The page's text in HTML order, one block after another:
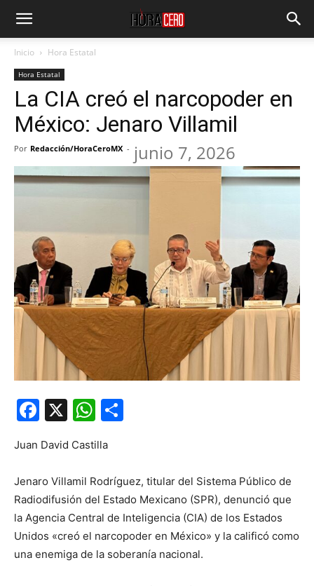
Inicio Hora Estatal
Hora Estatal
La CIA creó el narcopoder en
México: Jenaro Villamil
Por Redacción/HoraCeroMX - junio 7, 2026
Facebook
X WhatsApp
Juan David Castilla
Jenaro Villamil Rodríguez, titular del Sistema Público de
Radiodifusión del Estado Mexicano (SPR), denunció que
la Agencia Central de Inteligencia (CIA) de los Estados
Unidos «creó el narcopoder en México» y la calificó como
una enemiga de la soberanía nacional.